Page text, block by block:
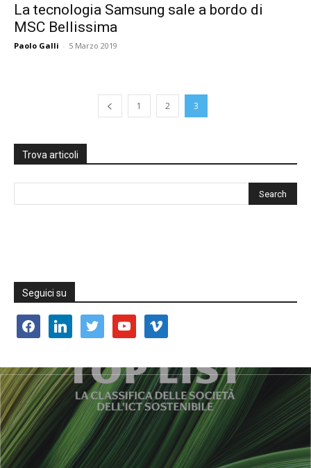
La tecnologia Samsung sale a bordo di
MSC Bellissima
Paolo Galli - 5 Marzo 2019
1 2 3
Trova articoli
Seguici su
facebooklinkedin twitter youtube vimeo